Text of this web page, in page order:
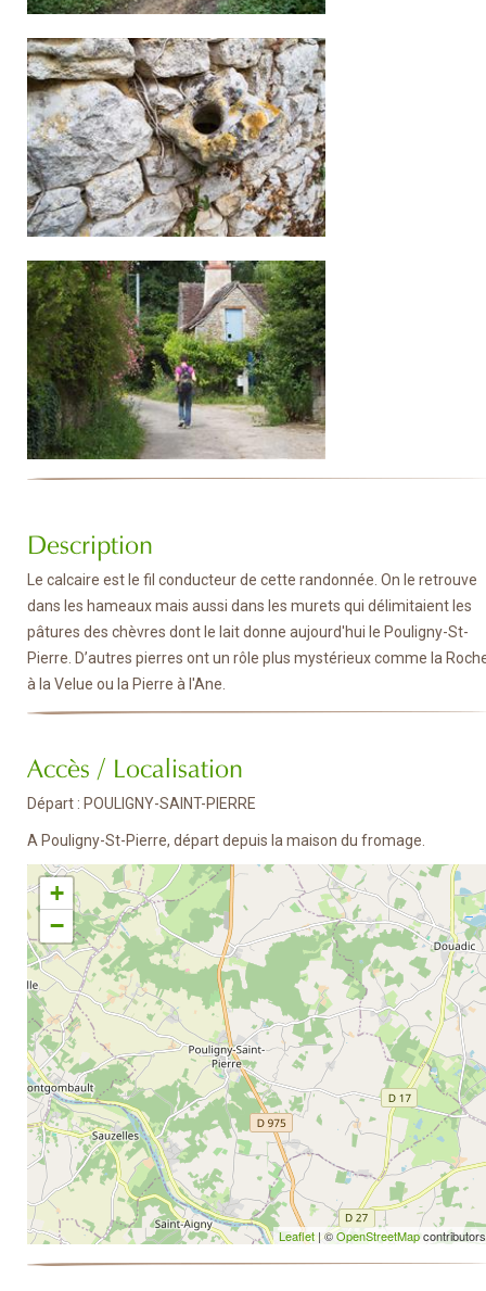
Description
Le calcaire est le fil conducteur de cette randonnée. On le retrouve
dans les hameaux mais aussi dans les murets qui délimitaient les
pâtures des chèvres dont le lait donne aujourd'hui le Pouligny-St-
Pierre. D’autres pierres ont un rôle plus mystérieux comme la
à la Velue ou la Pierre à l'Ane.
Accès / Localisation
Départ : POULIGNY-SAINT-PIERRE
A Pouligny-St-Pierre, départ depuis la maison du fromage.
+
−
Leaflet| ©OpenStreetMapcontributors